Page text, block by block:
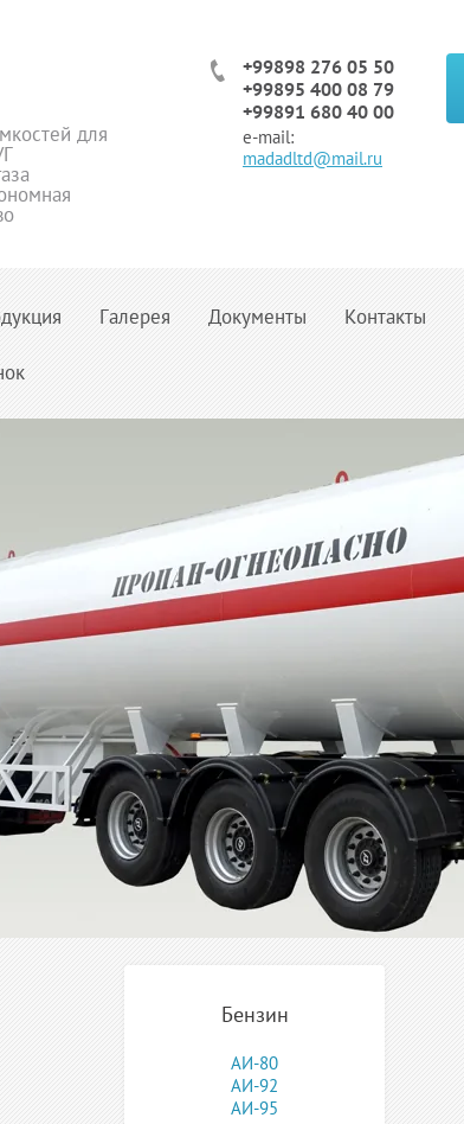
для
+99898 276 05 50
+99895 400 08 79
+99891 680 40 00
e-mail:
madadltd@mail.ru
Галерея Документы Контакты
Бензин
АИ-80
АИ-92
АИ-95